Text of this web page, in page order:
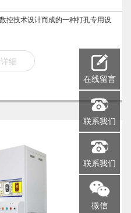
控技术设计而成的一种打孔专用设
细
在线留言
联系我们
联系我们
微信